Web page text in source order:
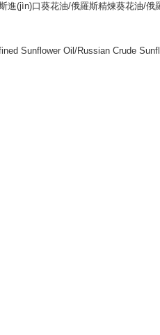
進(jìn)口葵花油/俄羅斯精煉葵花油/
Sunflower Oil/Russian Crude